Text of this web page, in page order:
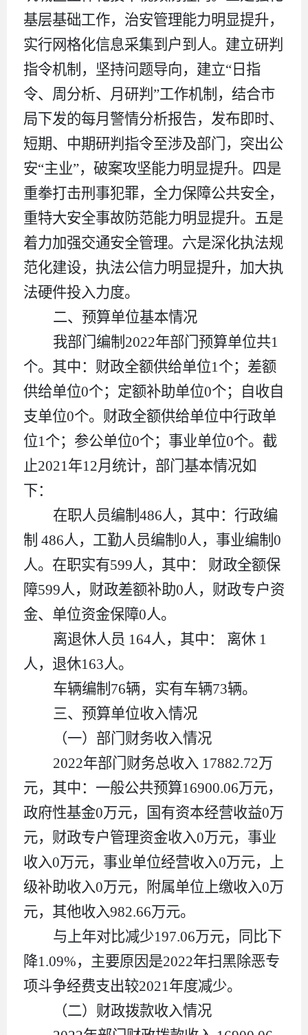
基层基础工作，治安管理能力明显提升，
实行网格化信息采集到户到人。建立研判
指令机制 ， 坚持问题导向，建立“ 日指
令、周分析、月研判 ”工作机制，结合市
局下发的每月警情分析报告，发布即时、
短期、中期研判指令至涉及部门，突出公
安“主业”，破案攻坚能力明显提升。 四是
重拳打击刑事犯罪， 全力保障公共安全，
重特大安全事故防范能力明显提升。 五是
着力加强交通安全管理。 六是深化执法规
范化建设，执法公信力明显提升， 加大执
法硬件投入力度。
二、预算单位基本情况
我部门编制 2022年部门预算单位共1
个。其中：财政全额供给单位1 个； 差额
供给单位0个； 定额补助单位0个；自收自
支单位0个。财政全额供给单位中行政单
位1 个；参公单位0个；事业单位0个。截
止2021 年12月统计，部门基本情况如
下：
在职人员编制 486人，其中：行政编
制 486人， 工勤人员编制 0人 ， 事业编制 0
人。在职实有599人，其中： 财政全额保
障599人，财政差额补助0人， 财政专户资
金、单位资金保障0人。
离退休人员 164人，其中： 离休 1
人，退休163人。
车辆编制 76辆，实有车辆73辆。
三、预算单位收入情况
（一）部门财务收入情况
2022年部门财务总收入 17882.72万
元，其中：一般公共预算16900.06万元，
政府性基金0万元，国有资本经营收益0万
元， 财政专户管理资金收入0万元， 事业
收入0万元，事业单位经营收入0万元，上
级补助收入0万元，附属单位上缴收入0万
元，其他收入982.66万元。
与上年对比减少197.06万元，
同比下
降1.09%， 主要原因 是2022年扫黑除恶专
项斗争经费支出较2021 年度减少。
（二）财政拨款收入情况